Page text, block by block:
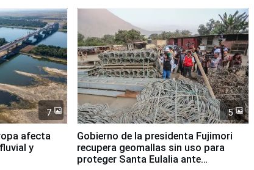
7
afecta
y
5
Gobierno de la presidenta Fujimori
recupera geomallas sin uso para
proteger Santa Eulalia ante